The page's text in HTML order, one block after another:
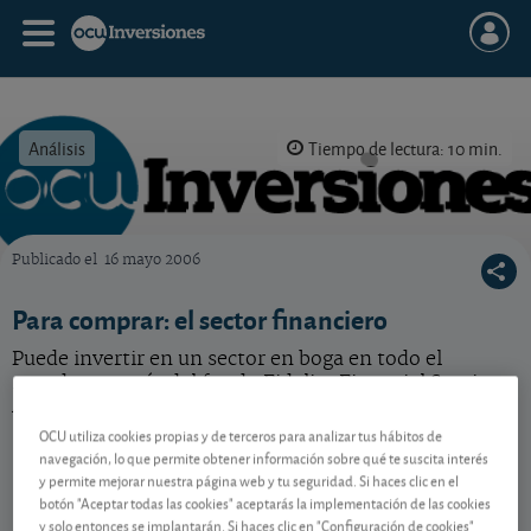
Análisis Tiempo de lectura: 10 min.
Publicado el 16 mayo 2006
Para comprar: el sector financiero
Puede invertir en un sector en boga en todo el
mundo, a través del fondo Fidelity Financial Services
A.
Contenido reservado a SOCIOS
OCU utiliza cookies propias y de terceros para analizar tus hábitos de
navegación, lo que permite obtener información sobre qué te suscita interés
y permite mejorar nuestra página web y tu seguridad. Si haces clic en el
botón "Aceptar todas las cookies" aceptarás la implementación de las cookies
y solo entonces se implantarán. Si haces clic en "Configuración de cookies"